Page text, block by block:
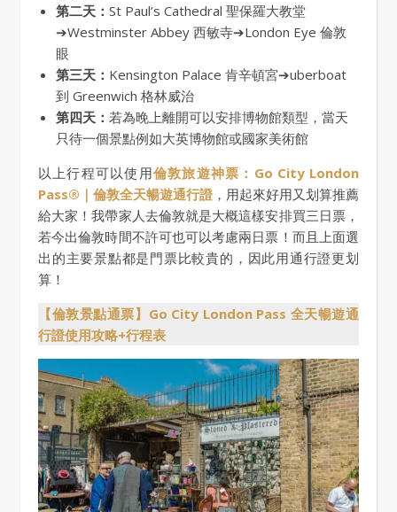
第二天： St Paul’s Cathedral 聖保羅大教堂
➔Westminster Abbey 西敏寺➔London Eye 倫敦
眼
第三天： Kensington Palace 肯辛頓宮➔uberboat
到 Greenwich 格林威治
第四天： 若為晚上離開可以安排博物館類型，當天
只待一個景點例如大英博物館或國家美術館
以上行程可以使用倫敦旅遊神票：Go City London
Pass®｜倫敦全天暢遊通行證 ，用起來好用又划算推薦
給大家！我帶家人去倫敦就是大概這樣安排買三日票，
若今出倫敦時間不許可也可以考慮兩日票！而且上面選
出的主要景點都是門票比較貴的，因此用通行證更划
算！
【倫敦景點通票】Go City London Pass 全天暢遊通
行證使用攻略+行程表